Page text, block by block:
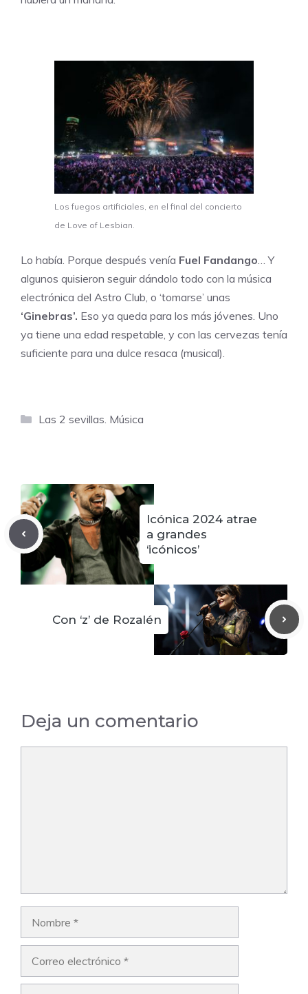
Los fuegos artificiales, en el final del concierto
de Love of Lesbian.
Lo había. Porque después venía Fuel Fandango… Y
algunos quisieron seguir dándolo todo con la música
electrónica del Astro Club, o ‘tomarse’ unas
‘Ginebras’. Eso ya queda para los más jóvenes. Uno
ya tiene una edad respetable, y con las cervezas tenía
suficiente para una dulce resaca (musical).
Categorías
Las 2 sevillas. Música
Icónica 2024 atrae
a grandes
‘icónicos’
Con ‘z’ de Rozalén
Deja un comentario